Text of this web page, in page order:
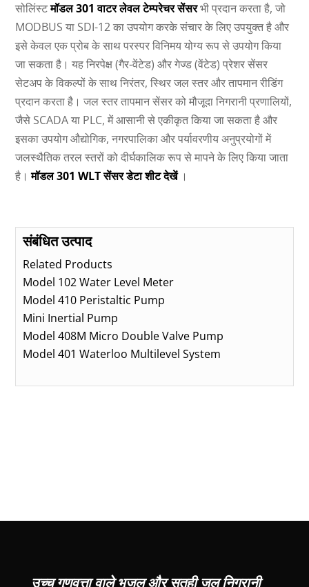
सोलिंस्टमॉडल 301 वाटर लेवल टेम्परेचर सेंसरभी प्रदान करता है, जो
MODBUS या SDI-12 का उपयोग करके संचार के लिए उपयुक्त है और
इसे केवल एक प्रोब के साथ परस्पर विनिमय योग्य रूप से उपयोग किया
जा सकता है। यह निरपेक्ष (गैर-वेंटेड) और गेज्ड (वेंटेड) प्रेशर सेंसर
सेटअप के विकल्पों के साथ निरंतर, स्थिर जल स्तर और तापमान रीडिंग
प्रदान करता है। जल स्तर तापमान सेंसर को मौजूदा निगरानी प्रणालियों,
जैसे SCADA या PLC, में आसानी से एकीकृत किया जा सकता है और
इसका उपयोग औद्योगिक, नगरपालिका और पर्यावरणीय अनुप्रयोगों में
जलस्थैतिक तरल स्तरों को दीर्घकालिक रूप से मापने के लिए किया जाता
है।मॉडल 301 WLT सेंसर डेटा शीट देखें।
संबंधित उत्पाद
Related Products
Model 102 Water Level Meter
Model 410 Peristaltic Pump
Mini Inertial Pump
Model 408M Micro Double Valve Pump
Model 401 Waterloo Multilevel System
उच्च गुणवत्ता वाले भूजल और सतही जल निगरानी